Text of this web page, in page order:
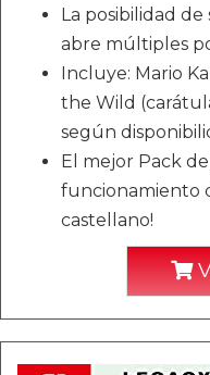
La posibilidad de
abre múltiples
Incluye: Mario
the Wild
según
El mejor Pack
funcionamiento
castellano!